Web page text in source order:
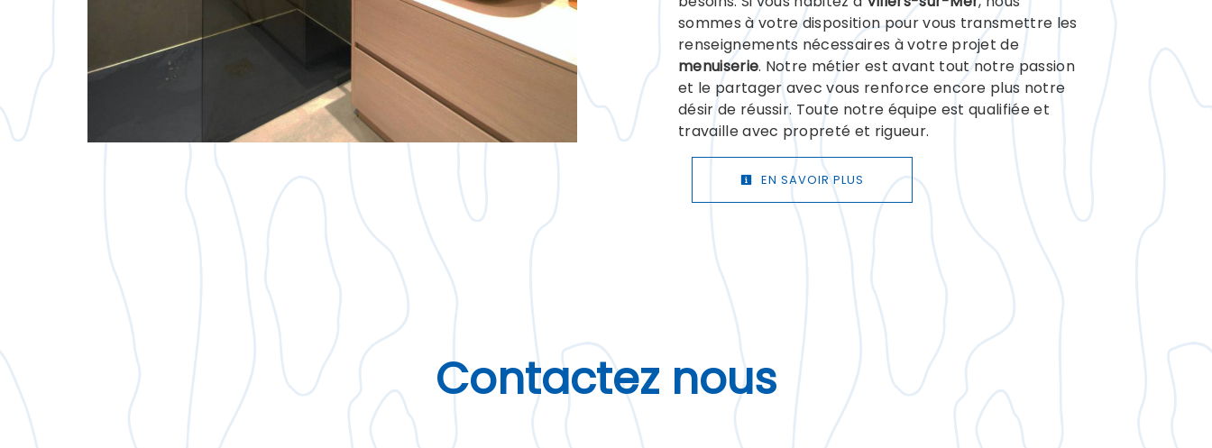
sommes à votre disposition pour vous transmettre les
renseignements nécessaires à votre projet de
menuiserie. Notre métier est avant tout notre passion
et le partager avec vous renforce encore plus notre
désir de réussir. Toute notre équipe est qualifiée et
travaille avec propreté et rigueur.
EN SAVOIR PLUS
Contactez nous